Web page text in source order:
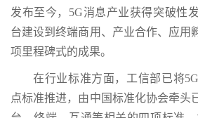
发布至今，5G消息产业获得突破性
台建设到终端商用、产业合作、应用
项里程碑式的成果。
在行业标准方面，工信部已将
点标准推进，由中国标准化协会牵头